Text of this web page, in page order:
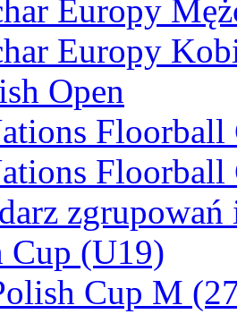
Europy
Europy
Open
Floorball
Floorball
Cup (U19)
Cup M